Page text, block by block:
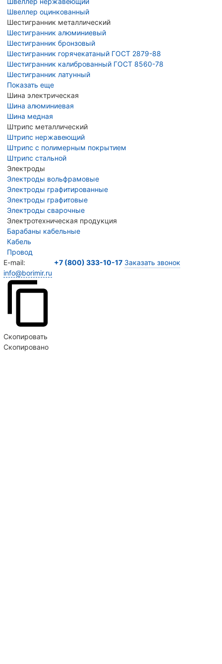
Швеллер оцинкованный
Шестигранник металлический
Шестигранник алюминиевый
Шестигранник бронзовый
Шестигранник горячекатаный ГОСТ 2879-88
Шестигранник калиброванный ГОСТ 8560-78
Шестигранник латунный
Показать еще
Шина электрическая
Шина алюминиевая
Шина медная
Штрипс металлический
Штрипс нержавеющий
Штрипс с полимерным покрытием
Штрипс стальной
Электроды
Электроды вольфрамовые
Электроды графитированные
Электроды графитовые
Электроды сварочные
Электротехническая продукция
Барабаны кабельные
Кабель
Провод
E-mail:
info@borimir.ru
Скопировать
Скопировано
+7 (800) 333-10-17 Заказать звонок
на использование сайтом Cookie и с